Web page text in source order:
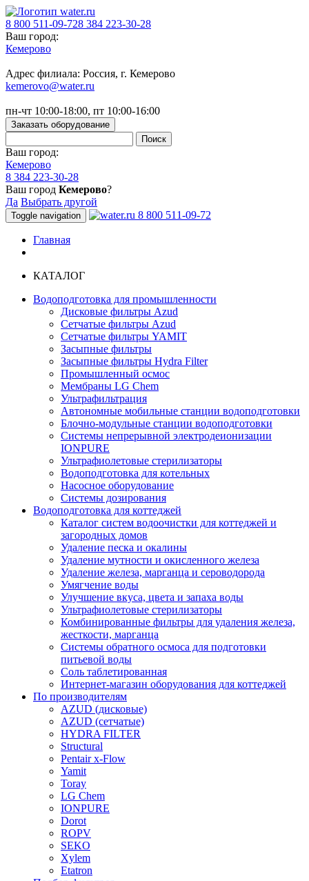
8 800 511-09-728 384 223-30-28
Ваш город:
Кемерово
Адрес филиала: Россия, г. Кемерово
kemerovo@water.ru
пн-чт 10:00-18:00, пт 10:00-16:00
Заказать оборудование
Ваш город:
Кемерово
8 384 223-30-28
Ваш город Кемерово?
Да Выбрать другой
Toggle navigation 8 800 511-09-72
Главная
КАТАЛОГ
Водоподготовка для промышленности
Дисковые фильтры Azud
Сетчатые фильтры Azud
Сетчатые фильтры YAMIT
Засыпные фильтры
Засыпные фильтры Hydra Filter
Промышленный осмос
Мембраны LG Chem
Ультрафильтрация
Автономные мобильные станции водоподготовки
Блочно-модульные станции водоподготовки
Системы непрерывной электродеионизации
IONPURE
Ультрафиолетовые стерилизаторы
Водоподготовка для котельных
Насосное оборудование
Системы дозирования
Водоподготовка для коттеджей
Каталог систем водоочистки для коттеджей и
загородных домов
Удаление песка и окалины
Удаление мутности и окисленного железа
Удаление железа, марганца и сероводорода
Умягчение воды
Улучшение вкуса, цвета и запаха воды
Ультрафиолетовые стерилизаторы
Комбинированные фильтры для удаления железа,
жесткости, марганца
Системы обратного осмоса для подготовки
питьевой воды
Соль таблетированная
Интернет-магазин оборудования для коттеджей
По производителям
AZUD (дисковые)
AZUD (сетчатые)
HYDRA FILTER
Structural
Pentair x-Flow
Yamit
Toray
LG Chem
IONPURE
Dorot
ROPV
SEKO
Xylem
Etatron